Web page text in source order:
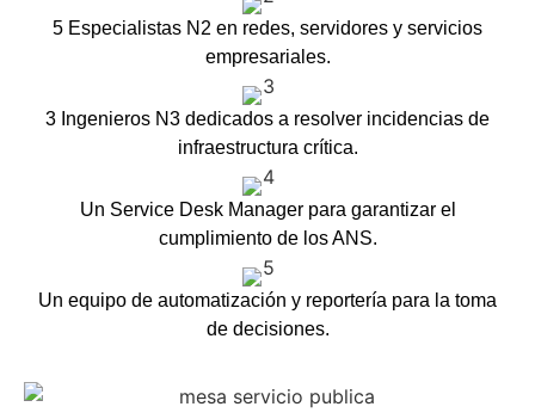
5 Especialistas N2 en redes, servidores y servicios
empresariales.
3 Ingenieros N3 dedicados a resolver incidencias de
infraestructura crítica.
Un Service Desk Manager para garantizar el
cumplimiento de los ANS.
Un equipo de automatización y reportería para la toma
de decisiones.